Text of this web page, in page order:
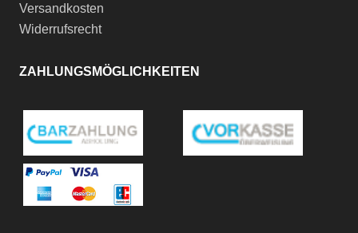
Versandkosten
Widerrufsrecht
ZAHLUNGSMÖGLICHKEITEN